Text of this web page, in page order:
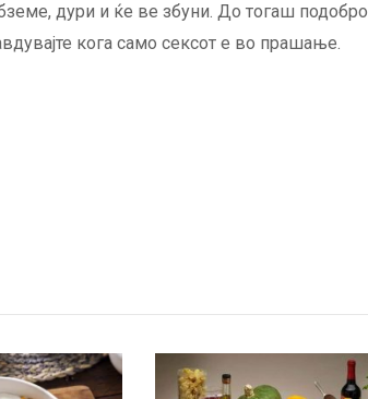
дури и ќе ве збуни. До тогаш подобро
кога само сексот е во прашање.